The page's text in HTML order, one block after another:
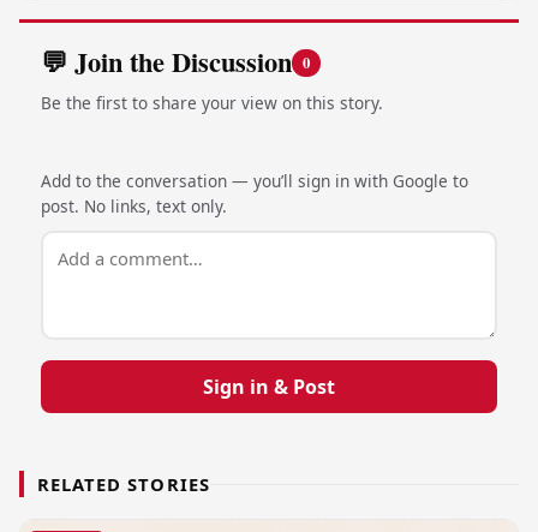
💬 Join the Discussion 0
Be the first to share your view on this story.
Add to the conversation — you’ll sign in with Google to
post. No links, text only.
Sign in & Post
RELATED STORIES